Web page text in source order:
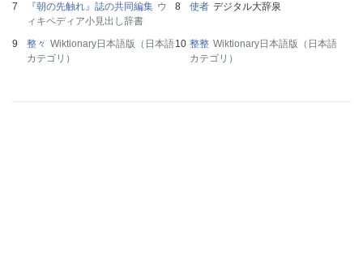
『朝の先触れ』誌の共同編集 ウ
ィキペディア小見出し辞書
使者 デジタル大辞泉
整々 Wiktionary日本語版（日本語
カテゴリ）
整整 Wiktionary日本語版（日本語
カテゴリ）